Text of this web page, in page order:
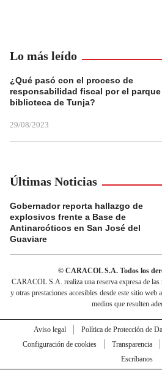
Lo más leído
¿Qué pasó con el proceso de
responsabilidad fiscal por el parque
biblioteca de Tunja?
29/08/2023
Últimas Noticias
Gobernador reporta hallazgo de
explosivos frente a Base de
Antinarcóticos en San José del
Guaviare
© CARACOL S.A. Todos los
CARACOL S.A. realiza una reserva expresa de las
y otras prestaciones accesibles desde este sitio web
medios que resulten
Aviso legal Política de Protección de
Configuración de cookies
Transparencia
Escríbanos